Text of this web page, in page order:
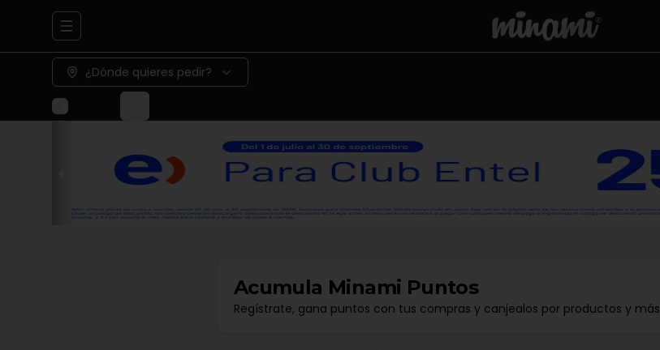
Abrir menu de navegación
¿Dónde quieres pedir?
Acumula Minami Puntos
Regístrate, gana puntos con tus compras y canjealos por productos y más